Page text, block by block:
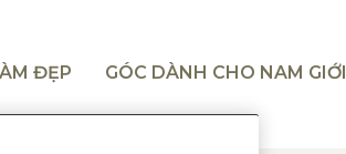
ĐẸP GÓC DÀNH CHO NAM GIỚI